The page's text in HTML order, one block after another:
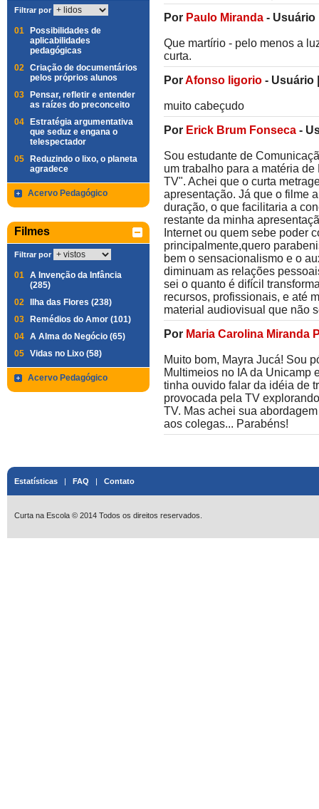
Filtrar por
01
Possibilidades de
aplicabilidades
pedagógicas
02 Criação de documentários
pelos próprios alunos
03
Pensar, refletir e entender
as raízes do preconceito
04
Estratégia argumentativa
que seduz e engana o
telespectador
05
Reduzindo o lixo, o planeta
agradece
Acervo Pedagógico
Filmes
Filtrar por
01 A Invenção da Infância
(285)
02
Ilha das Flores (238)
03
Remédios do Amor (101)
04 A Alma do Negócio (65)
05 Vidas no Lixo (58)
Acervo Pedagógico
Por Paulo Miranda - Usuário
Que martírio - pelo menos a
curta.
PorAfonso ligorio - Usuário
muito cabeçudo
Por Erick Brum Fonseca -
Sou estudante de
um trabalho para a matéria
TV". Achei que o curta
apresentação. Já que o filme
duração, o que facilitaria a
restante da minha
Internet ou quem sebe poder
principalmente,quero
bem o sensacionalismo e o
diminuam as relações
sei o quanto é difícil
recursos, profissionais, e até
material audiovisual que não
Por Maria Carolina Miranda
Muito bom, Mayra Jucá! Sou
Multimeios no IA da Unicamp
tinha ouvido falar da idéia de
provocada pela TV
TV. Mas achei sua
aos colegas... Parabéns!
Estatísticas | FAQ | Contato
Curta na Escola © 2014 Todos os direitos reservados.